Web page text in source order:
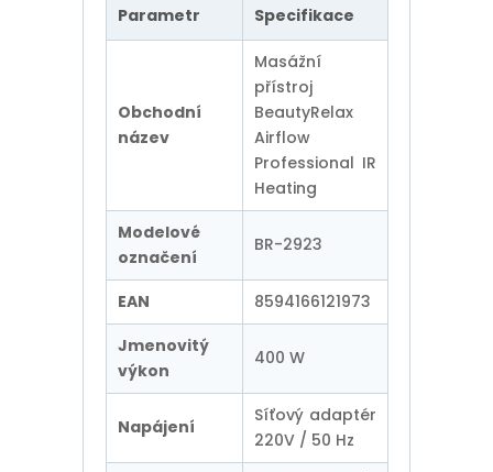
Parametr Specifikace
Obchodní
název
Masážní
přístroj
BeautyRelax
Airflow
Professional IR
Heating
Modelové
označení
BR-2923
EAN
8594166121973
Jmenovitý
výkon
400 W
Napájení
Síťový adaptér
220V / 50 Hz